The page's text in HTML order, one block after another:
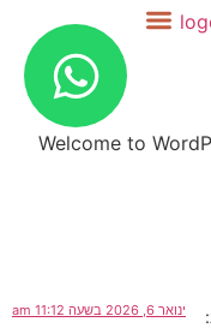
Welcome to
ינואר 6, 2026 בשעה 11:12 am